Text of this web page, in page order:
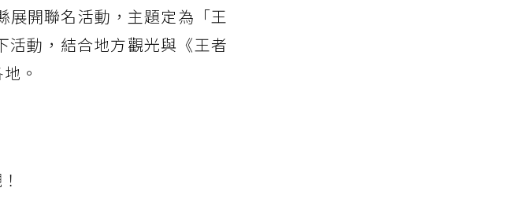
展開聯名活動，主題定為「王
動，結合地方觀光與《王者
。